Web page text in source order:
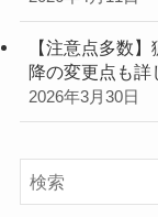
【注意点多数
降の変更点も詳
2026年3月30日